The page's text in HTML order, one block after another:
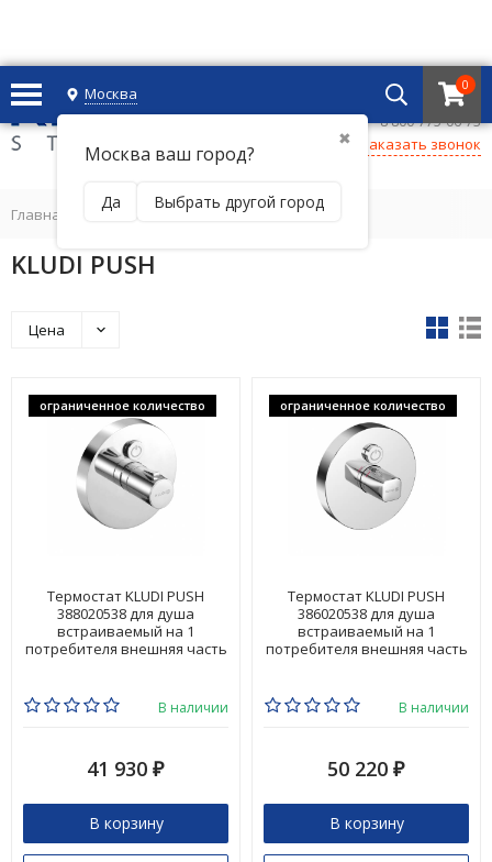
Москва
✖
Москва ваш город?
Да Выбрать другой город
0
+7 495 221 69 55
8 800-775-06-73
Заказать звонок
Главная
KLUDI PUSH
Цена
ограниченное количество
Термостат KLUDI PUSH
388020538 для душа
встраиваемый на 1
потребителя внешняя часть
В наличии
41 930 ₽
В корзину
ограниченное количество
Термостат KLUDI PUSH
386020538 для душа
встраиваемый на 1
потребителя внешняя часть
В наличии
50 220 ₽
В корзину